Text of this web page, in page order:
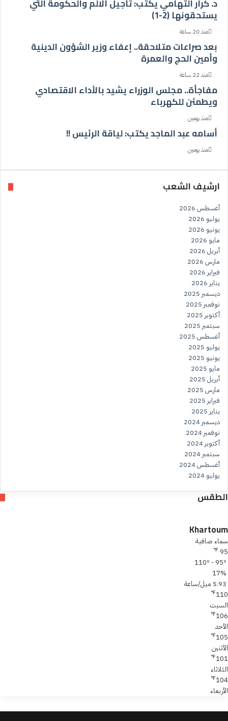
د. كرار التهامي يكتب: تأجيل الالم والحكومة التي
يستحقونها (2-1)
منذ 20 ساعة
بعد صراعات متلاحقة.. إعفاء وزير الشؤون الدينية
وأمين الحج والعمرة
منذ 22 ساعة
مفاجأة.. مجلس الوزراء يشيد بالأداء الاقتصادي
ويطمئن للكهرباء
منذ يومين
أسامه عبد الماجد يكتب: لياقة الرئيس !!
منذ يومين
ارشيف الشعب
أغسطس 2026
يوليو 2026
يونيو 2026
مايو 2026
أبريل 2026
مارس 2026
فبراير 2026
يناير 2026
ديسمبر 2025
نوفمبر 2025
أكتوبر 2025
سبتمبر 2025
أغسطس 2025
يوليو 2025
يونيو 2025
مايو 2025
أبريل 2025
مارس 2025
فبراير 2025
يناير 2025
ديسمبر 2024
نوفمبر 2024
أكتوبر 2024
سبتمبر 2024
أغسطس 2024
يوليو 2024
الطقس
Khartoum
سماء صافية
95
℉
17%
5.93 ميل/ساعة
110
℉
السبت
106
℉
الأحد
105
℉
الأثنين
101
℉
الثلاثاء
104
℉
الأربعاء